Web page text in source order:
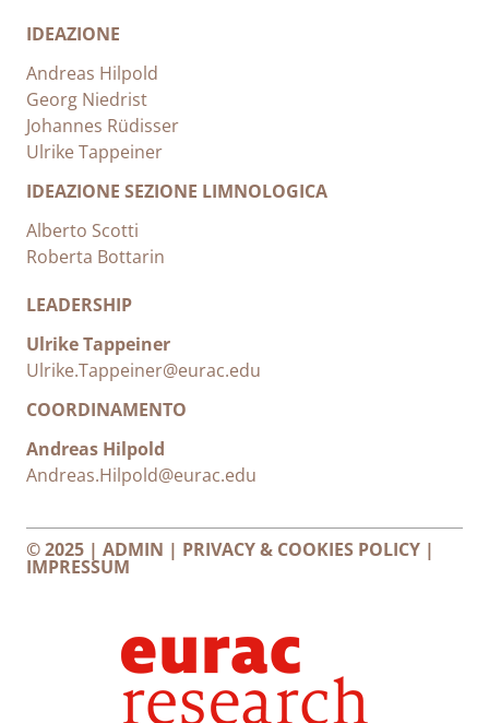
IDEAZIONE
Andreas Hilpold
Georg Niedrist
Johannes Rüdisser
Ulrike Tappeiner
IDEAZIONE SEZIONE LIMNOLOGICA
Alberto Scotti
Roberta Bottarin
LEADERSHIP
Ulrike Tappeiner
Ulrike.Tappeiner@eurac.edu
COORDINAMENTO
Andreas Hilpold
Andreas.Hilpold@eurac.edu
© 2025 | ADMIN | PRIVACY & COOKIES POLICY |
IMPRESSUM